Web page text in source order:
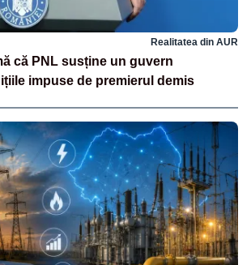
Realitatea din AUR
că PNL susține un guvern
impuse de premierul demis